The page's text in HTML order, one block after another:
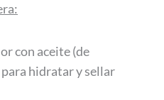
con aceite (de
para hidratar y sellar